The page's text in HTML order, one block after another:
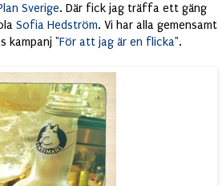
Sverige. Där fick jag träffa ett gäng
Sofia Hedström. Vi har alla gemensamt
kampanj "För att jag är en flicka".